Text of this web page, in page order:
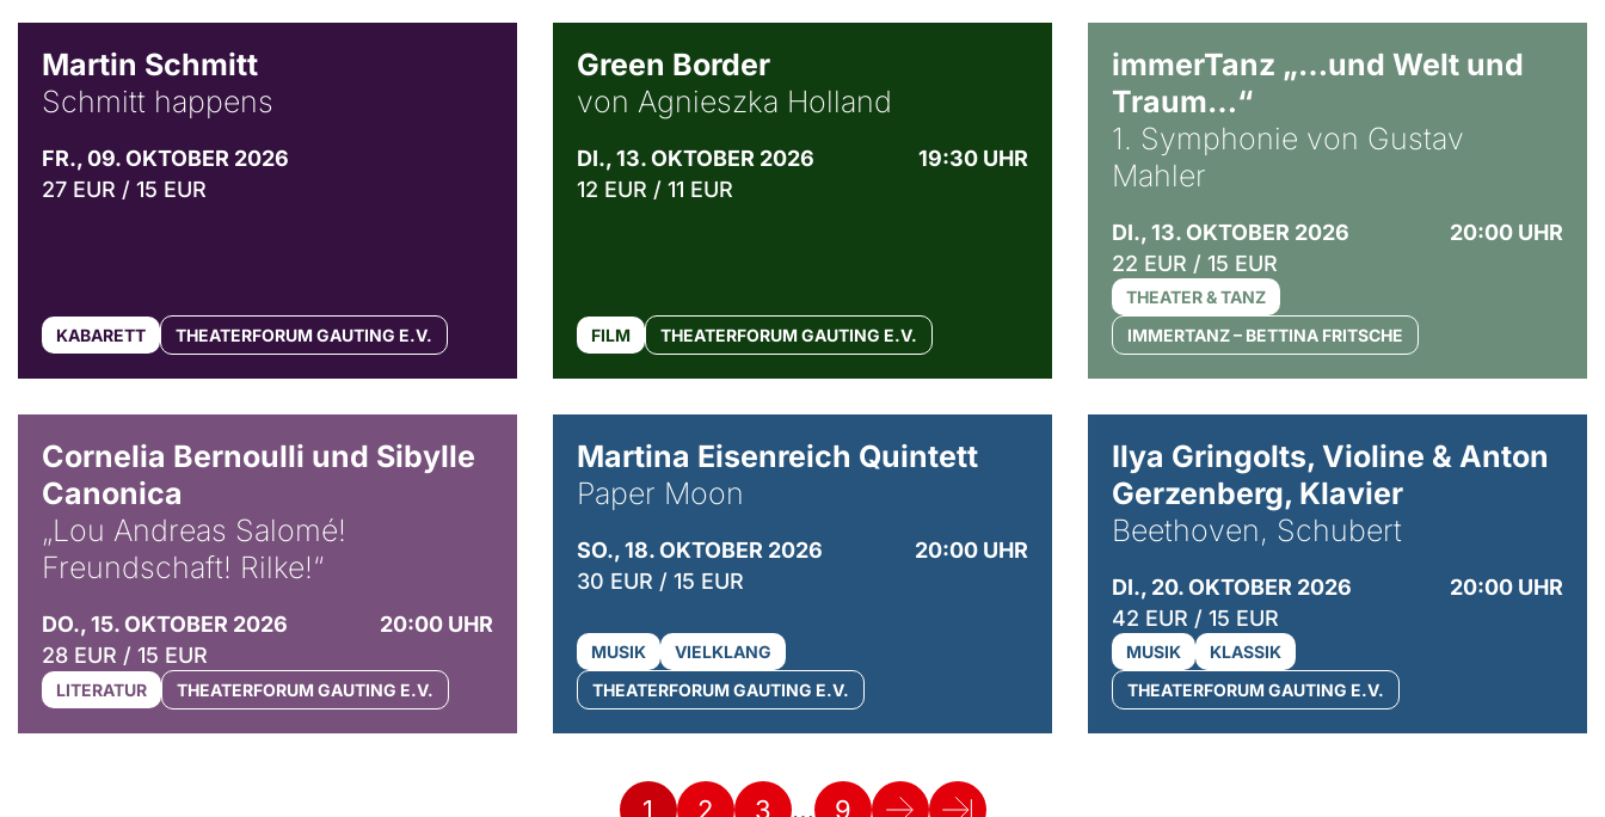
Martin Schmitt
Schmitt happens
FR., 09. OKTOBER 2026
27 EUR / 15 EUR
KABARETT THEATERFORUM GAUTING E.V.
Green Border
von Agnieszka Holland
DI., 13. OKTOBER 2026
19:30 UHR
12 EUR / 11 EUR
FILM THEATERFORUM GAUTING E.V.
immerTanz „…und Welt und
Traum…“
1. Symphonie von Gustav
Mahler
DI., 13. OKTOBER 2026
20:00 UHR
22 EUR / 15 EUR
THEATER & TANZ
IMMERTANZ – BETTINA FRITSCHE
Cornelia Bernoulli und Sibylle
Canonica
„Lou Andreas Salomé!
Freundschaft! Rilke!“
DO., 15. OKTOBER 2026
20:00 UHR
28 EUR / 15 EUR
LITERATUR THEATERFORUM GAUTING E.V.
Martina Eisenreich Quintett
Paper Moon
SO., 18. OKTOBER 2026
20:00 UHR
30 EUR / 15 EUR
MUSIK
VIELKLANG
THEATERFORUM GAUTING E.V.
Ilya Gringolts, Violine & Anton
Gerzenberg, Klavier
Beethoven, Schubert
DI., 20. OKTOBER 2026
20:00 UHR
42 EUR / 15 EUR
MUSIK
KLASSIK
THEATERFORUM GAUTING E.V.
1 2 3 … 9